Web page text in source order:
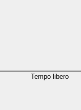
Tempo libero